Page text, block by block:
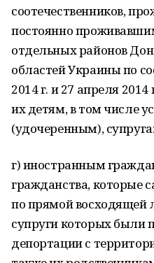
соотечественников,
постоянно
отдельных районов
областей Украины по
2014 г. и 27 апреля 2014
их детям, в том числе
(удочеренным),
г) иностранным
гражданства, которые
по прямой восходящей
супруги которых были
депортации с